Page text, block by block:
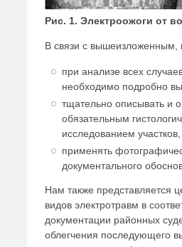
Рис. 1. Электроожоги от
В связи с вышеизложенным,
при анализе всех
необходимо подробно
тщательно описывать и
обязательным
исследованием
применять
документального
Нам также представляется
видов электротравм в
документации районных
облегчения последующего